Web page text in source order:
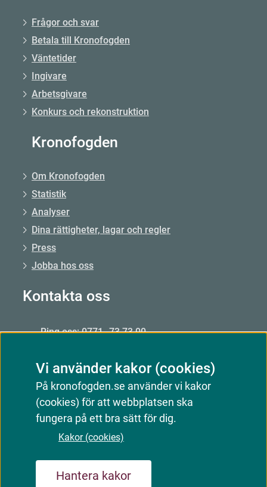
Vi använder kakor (cookies)
På kronofogden.se använder vi kakor
(cookies) för att webbplatsen ska
fungera på ett bra sätt för dig.
Kakor (cookies)
Hantera kakor
Frågor och svar
Betala till Kronofogden
Väntetider
Ingivare
Arbetsgivare
Konkurs och rekonstruktion
Kronofogden
Om Kronofogden
Statistik
Analyser
Dina rättigheter, lagar och regler
Press
Jobba hos oss
Kontakta oss
Ring oss: 0771–73 73 00
Öppet: mån–fre 09.00–15.00
Mejla oss
Kontakta oss
Webbkarta Om webbplatsen Kakor (cookies)